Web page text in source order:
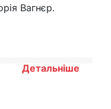
Вагнєр.
Детальніше